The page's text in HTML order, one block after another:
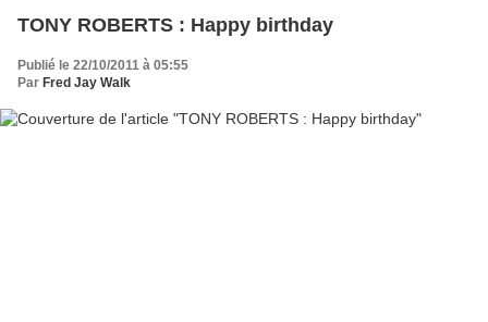
TONY ROBERTS : Happy birthday
Publié le 22/10/2011 à 05:55
Par Fred Jay Walk